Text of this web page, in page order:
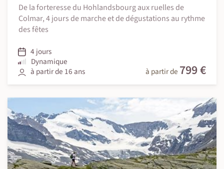
De la forteresse du Hohlandsbourg aux ruelles de
Colmar, 4 jours de marche et de dégustations au rythme
des fêtes
4 jours
Dynamique
à partir de 16 ans
à partir de 799 €